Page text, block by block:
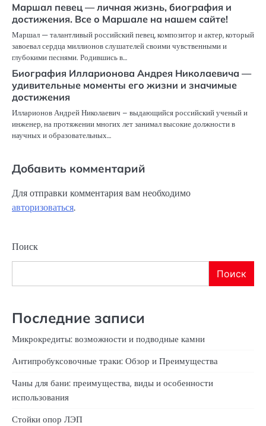
Маршал певец — личная жизнь, биография и
достижения. Все о Маршале на нашем сайте!
Маршал — талантливый российский певец, композитор и актер, который
завоевал сердца миллионов слушателей своими чувственными и
глубокими песнями. Родившись в…
Биография Илларионова Андрея Николаевича —
удивительные моменты его жизни и значимые
достижения
Илларионов Андрей Николаевич – выдающийся российский ученый и
инженер, на протяжении многих лет занимал высокие должности в
научных и образовательных…
Добавить комментарий
Для отправки комментария вам необходимо
авторизоваться.
Поиск
Поиск
Последние записи
Микрокредиты: возможности и подводные камни
Антипробуксовочные траки: Обзор и Преимущества
Чаны для бани: преимущества, виды и особенности
использования
Стойки опор ЛЭП